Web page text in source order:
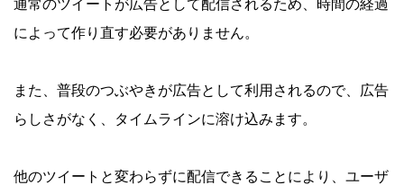
通常のツイートが広告として配信されるため、時間の経過
によって作り直す必要がありません。
また、普段のつぶやきが広告として利用されるので、広告
らしさがなく、タイムラインに溶け込みます。
他のツイートと変わらずに配信できることにより、ユーザ